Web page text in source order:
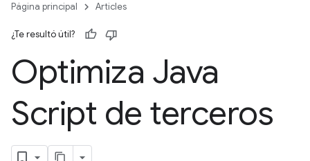
Página principal Articles
¿Te resultó útil?
Optimiza Java
Script de terceros